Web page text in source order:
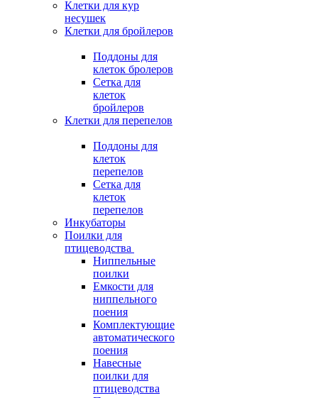
Клетки для кур
несушек
Клетки для бройлеров
Поддоны для
клеток бролеров
Сетка для
клеток
бройлеров
Клетки для перепелов
Поддоны для
клеток
перепелов
Сетка для
клеток
перепелов
Инкубаторы
Поилки для
птицеводства
Ниппельные
поилки
Емкости для
ниппельного
поения
Комплектующие
автоматического
поения
Навесные
поилки для
птицеводства